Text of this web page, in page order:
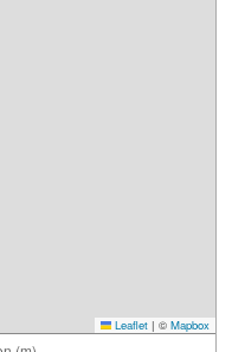
Leaflet | ©Mapbox